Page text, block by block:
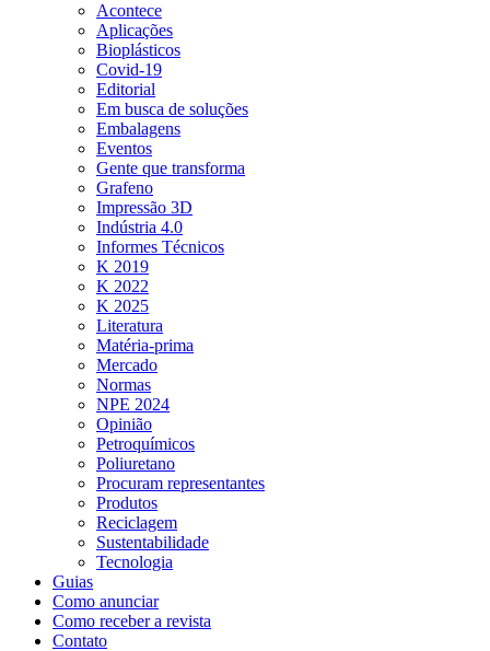
Acontece
Aplicações
Bioplásticos
Covid-19
Editorial
Em busca de soluções
Embalagens
Eventos
Gente que transforma
Grafeno
Impressão 3D
Indústria 4.0
Informes Técnicos
K 2019
K 2022
K 2025
Literatura
Matéria-prima
Mercado
Normas
NPE 2024
Opinião
Petroquímicos
Poliuretano
Procuram representantes
Produtos
Reciclagem
Sustentabilidade
Tecnologia
Guias
Como anunciar
Como receber a revista
Contato